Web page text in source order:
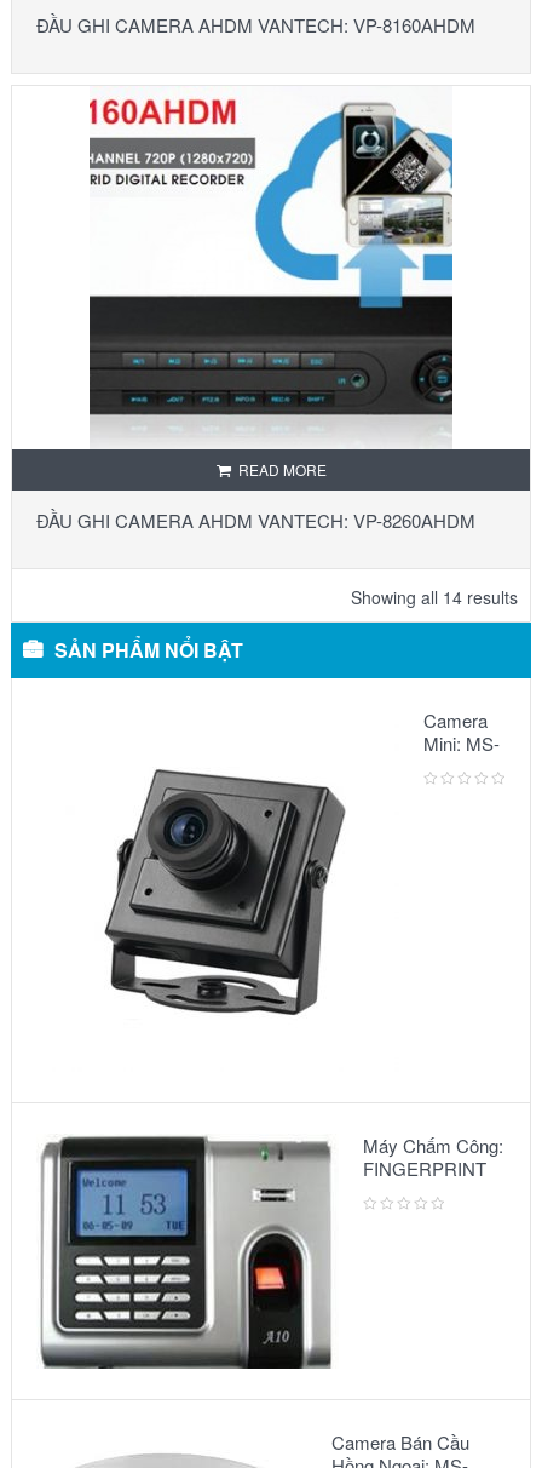
ĐẦU GHI CAMERA AHDM VANTECH: VP-8160AHDM
READ MORE
ĐẦU GHI CAMERA AHDM VANTECH: VP-8260AHDM
Showing all 14 results
SẢN PHẨM NỔI BẬT
Camera
Mini: MS-
5068
Máy Chấm Công:
FINGERPRINT
A10
Camera Bán Cầu